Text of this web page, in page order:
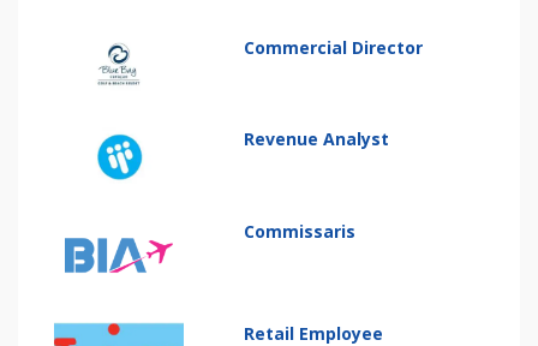
Commercial Director
Revenue Analyst
Commissaris
Retail Employee